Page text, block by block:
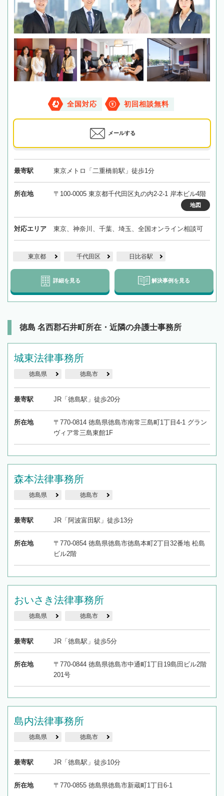
全国対応 初回相談無料
メールする
最寄駅 東京メトロ「二重橋前駅」徒歩1分
所在地 〒100-0005 東京都千代田区丸の内2-2-1 岸本ビル4階
地図
対応エリア 東京、神奈川、千葉、埼玉、全国オンライン相談可
東京都 千代田区 日比谷駅
詳細を見る 解決事例を見る
徳島 名西郡石井町所在・近隣の弁護士事務所
城東法律事務所
徳島県 徳島市
最寄駅 JR「徳島駅」徒歩20分
所在地
〒770-0814 徳島県徳島市南常三島町1丁目4-1 グラン
ヴィア常三島東館1F
森本法律事務所
徳島県 徳島市
最寄駅 JR「阿波富田駅」徒歩13分
所在地
〒770-0854 徳島県徳島市徳島本町2丁目32番地 松島
ビル2階
おいさき法律事務所
徳島県 徳島市
最寄駅 JR「徳島駅」徒歩5分
所在地
〒770-0844 徳島県徳島市中通町1丁目19島田ビル2階
201号
島内法律事務所
徳島県 徳島市
最寄駅 JR「徳島駅」徒歩10分
所在地 〒770-0855 徳島県徳島市新蔵町1丁目6-1